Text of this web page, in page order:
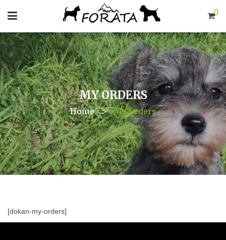
0
MY ORDERS
Home > My Orders
[dokan-my-orders]